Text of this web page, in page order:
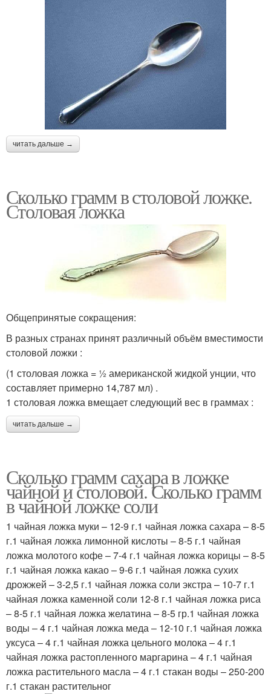
читать дальше →
Сколько грамм в столовой ложке.
Столовая ложка
Общепринятые сокращения:
В разных странах принят различный объём вместимости
столовой ложки :
(1 столовая ложка = ½ американской жидкой унции, что
составляет примерно 14,787 мл) .
1 столовая ложка вмещает следующий вес в граммах :
читать дальше →
Сколько грамм сахара в ложке
чайной и столовой. Сколько грамм
в чайной ложке соли
1 чайная ложка муки – 12-9 г.1 чайная ложка сахара – 8-5
г.1 чайная ложка лимонной кислоты – 8-5 г.1 чайная
ложка молотого кофе – 7-4 г.1 чайная ложка корицы – 8-5
г.1 чайная ложка какао – 9-6 г.1 чайная ложка сухих
дрожжей – 3-2,5 г.1 чайная ложка соли экстра – 10-7 г.1
чайная ложка каменной соли 12-8 г.1 чайная ложка риса
– 8-5 г.1 чайная ложка желатина – 8-5 гр.1 чайная ложка
воды – 4 г.1 чайная ложка меда – 12-10 г.1 чайная ложка
уксуса – 4 г.1 чайная ложка цельного молока – 4 г.1
чайная ложка растопленного маргарина – 4 г.1 чайная
ложка растительного масла – 4 г.1 стакан воды – 250-200
г.1 стакан растительног